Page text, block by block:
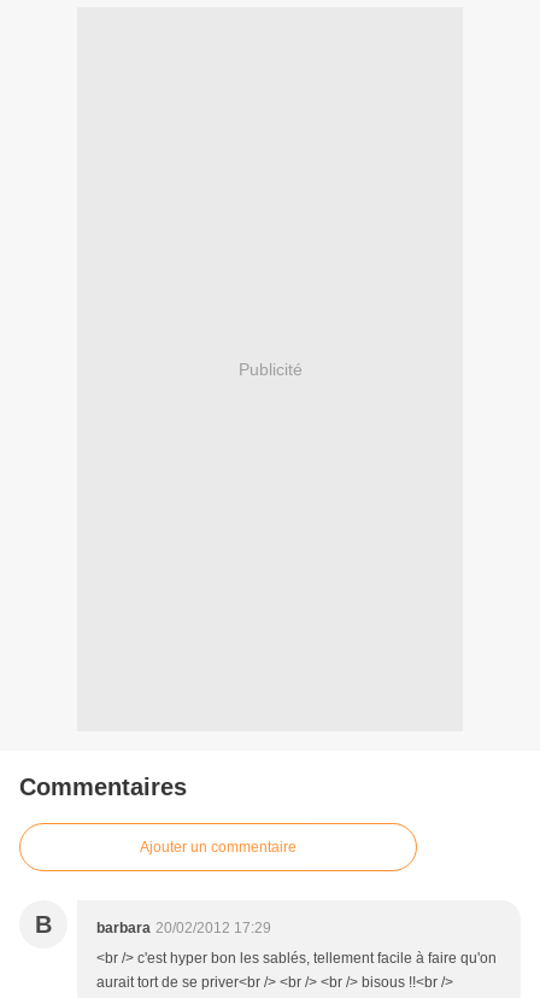
Publicité
Commentaires
Ajouter un commentaire
B barbara 20/02/2012 17:29
<br /> c'est hyper bon les sablés, tellement facile à faire qu'on
aurait tort de se priver<br /> <br /> <br /> bisous !!<br />